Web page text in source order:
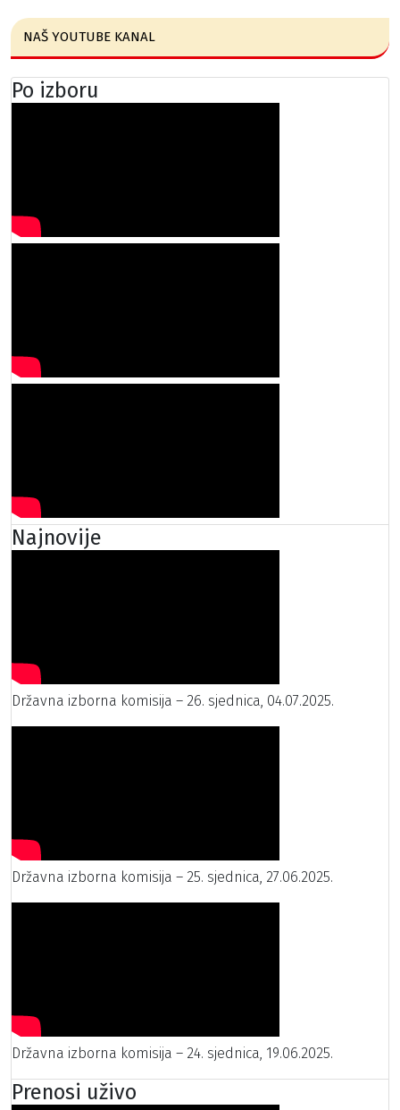
NAŠ YOUTUBE KANAL
Po izboru
Najnovije
Državna izborna komisija – 26. sjednica, 04.07.2025.
Državna izborna komisija – 25. sjednica, 27.06.2025.
Državna izborna komisija – 24. sjednica, 19.06.2025.
Prenosi uživo